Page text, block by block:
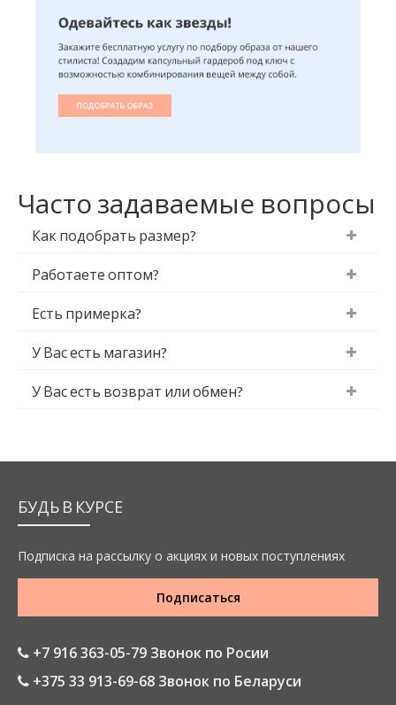
Часто задаваемые вопросы
Как подобрать размер?
Работаете оптом?
Есть примерка?
У Вас есть магазин?
У Вас есть возврат или обмен?
БУДЬ В КУРСЕ
Подписка на рассылку о акциях и новых поступлениях
Подписаться
+7 916 363-05-79 Звонок по Росии
+375 33 913-69-68 Звонок по Беларуси